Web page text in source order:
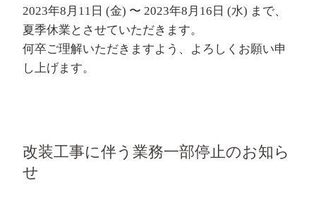
2023年8月11日 (金) 〜 2023年8月16日 (水) まで、
夏季休業とさせていただきます。
何卒ご理解いただきますよう、よろしくお願い申
し上げます。
改装工事に伴う業務一部停止のお知ら
せ